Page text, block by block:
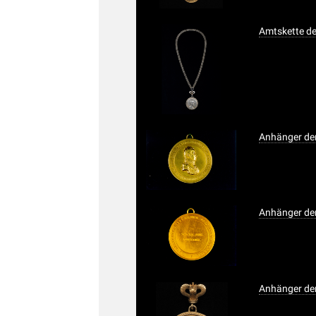
Amtskette
Anhänger
Anhänger
Anhänger